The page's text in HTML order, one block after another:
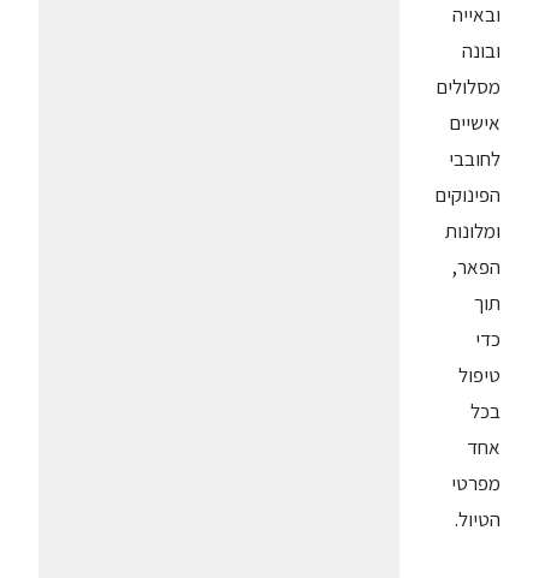
ובאייה
ובונה
מסלולים
אישיים
לחובבי
הפינוקים
ומלונות
הפאר,
תוך
כדי
טיפול
בכל
אחד
מפרטי
הטיול.